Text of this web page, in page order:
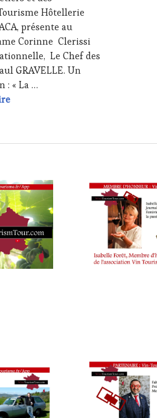
Hôtellerie
présente au
Corinne Clerissi
Le Chef des
GRAVELLE. Un
: « La …
Sébastien MURCIA en finale pour